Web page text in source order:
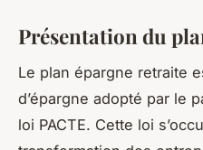
Présentation du
Le plan épargne retraite
d’épargne adopté par le
loi PACTE. Cette loi